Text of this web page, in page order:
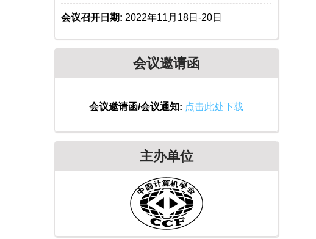
会议召开日期: 2022年11月18日-20日
会议邀请函
会议邀请函/会议通知: 点击此处下载
主办单位